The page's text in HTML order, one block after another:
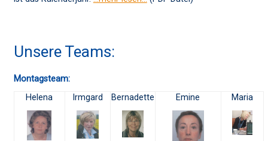
Unsere Teams:
Montagsteam:
Helena
Irmgard Bernadette Emine Maria